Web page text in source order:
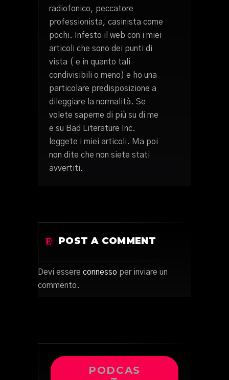
radiofonico, peccatore
professionista, casinista come
pochi. Infesto il web con i miei
articoli che sono dei punti di
vista ( e in quanto tali
condivisibili o meno) e ho una
particolare predisposizione a
dileggiare la normalità. Se
volete saperne di più su di me
e su Bad Literature Inc.
leggete i miei articoli. Ma poi
non dite che non siete stati
avvertiti.
POST A COMMENT
Devi essere connesso per inviare un
commento.
PODCAS